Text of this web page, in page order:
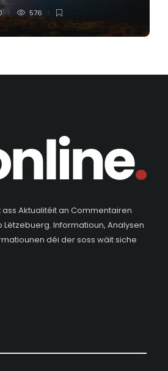
576
ass Aktualitéit an Commentairen
Informatioun, Analysen
déi der soss wäit siche